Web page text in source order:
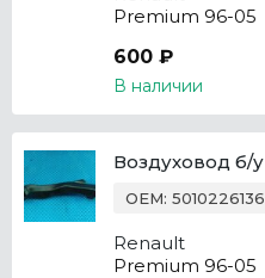
Premium 96-05
600 ₽
В наличии
Воздуховод б/у
OEM: 5010226136
Renault
Premium 96-05